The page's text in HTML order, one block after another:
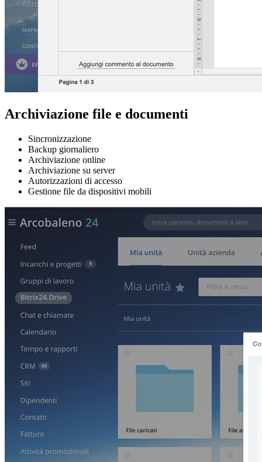
Archiviazione file e documenti
Sincronizzazione
Backup giornaliero
Archiviazione online
Archiviazione su server
Autorizzazioni di accesso
Gestione file da dispositivi mobili